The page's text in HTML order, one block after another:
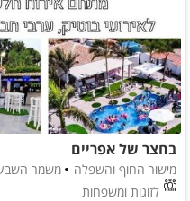
בחצר של אפריים
מישור החוף והשפלה משמר
לזוגות ומשפחות